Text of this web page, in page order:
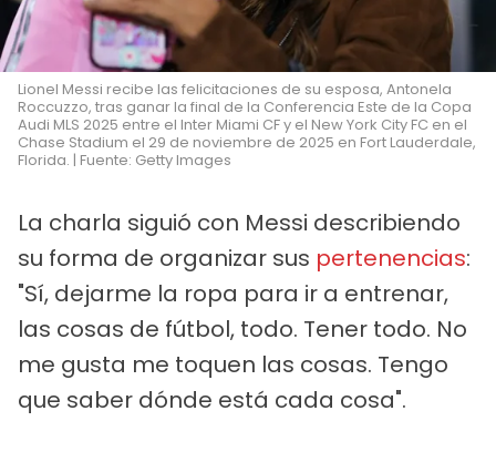
Lionel Messi recibe las felicitaciones de su esposa, Antonela
Roccuzzo, tras ganar la final de la Conferencia Este de la Copa
Audi MLS 2025 entre el Inter Miami CF y el New York City FC en el
Chase Stadium el 29 de noviembre de 2025 en Fort Lauderdale,
Florida. | Fuente: Getty Images
La charla siguió con Messi describiendo
su forma de organizar sus pertenencias:
"Sí, dejarme la ropa para ir a entrenar,
las cosas de fútbol, todo. Tener todo. No
me gusta me toquen las cosas. Tengo
que saber dónde está cada cosa".